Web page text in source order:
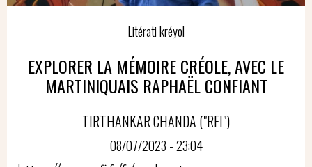
Litérati kréyol
EXPLORER LA MÉMOIRE CRÉOLE, AVEC LE
MARTINIQUAIS RAPHAËL CONFIANT
TIRTHANKAR CHANDA ("RFI")
08/07/2023 - 23:04